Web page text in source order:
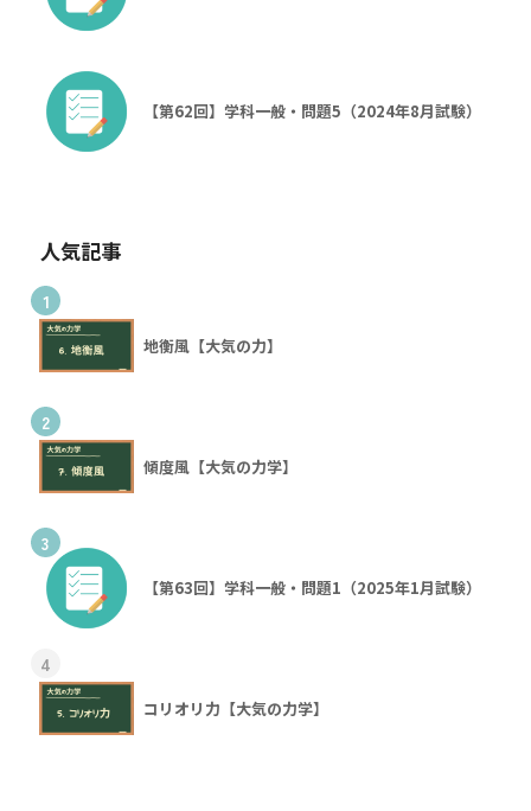
【第62回】学科一般・問題5（2024年8月試験）
人気記事
1
地衡風【大気の力】
2
傾度風【大気の力学】
3
【第63回】学科一般・問題1（2025年1月試験）
4
コリオリ力【大気の力学】